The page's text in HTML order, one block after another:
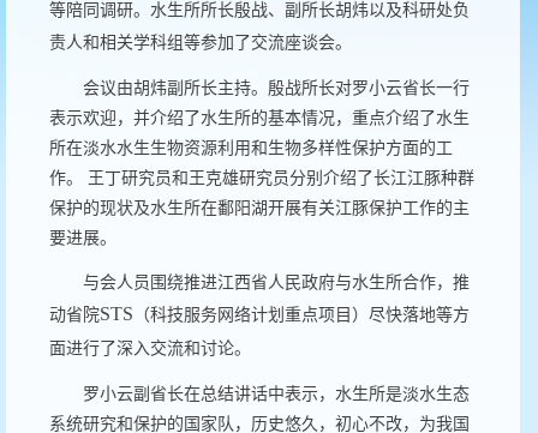
等陪同调研。水生所所长殷战、副所长胡炜以及科研处负
责人和相关学科组等参加了交流座谈会。
会议由胡炜副所长主持。殷战所长对罗小云省长一行
表示欢迎，并介绍了水生所的基本情况，重点介绍了水生
所在淡水水生生物资源利用和生物多样性保护方面的工
作。 王丁研究员和王克雄研究员分别介绍了长江江豚种群
保护的现状及水生所在鄱阳湖开展有关江豚保护工作的主
要进展。
与会人员围绕推进江西省人民政府与水生所合作，推
动省院STS （科技服务网络计划重点项目）尽快落地等方
面进行了深入交流和讨论。
罗小云副省长在总结讲话中表示，水生所是淡水生态
系统研究和保护的国家队，历史悠久，初心不改，为我国